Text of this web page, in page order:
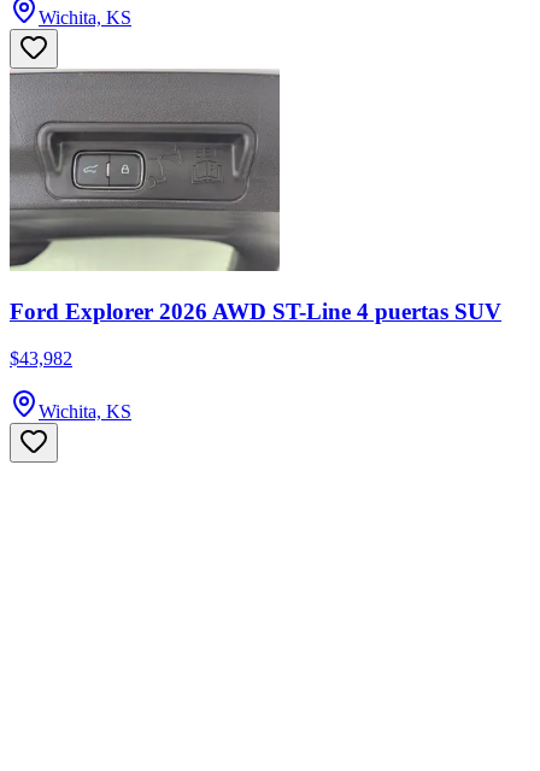
Wichita, KS
Ford Explorer 2026 AWD ST-Line 4 puertas SUV
$43,982
Wichita, KS